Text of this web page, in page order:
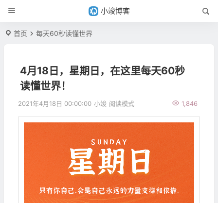
小竣博客
首页 每天60秒读懂世界
4月18日，星期日，在这里每天60秒
读懂世界！
2021年4月18日 00:00:00 小竣 1,846
阅读模式